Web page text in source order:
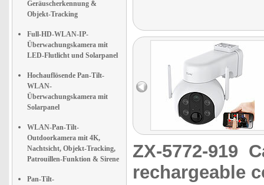
Geräuscherkennung &
Objekt-Tracking
Full-HD-WLAN-IP-
Überwachungskamera mit
LED-Flutlicht und Solarpanel
Hochauflösende Pan-Tilt-
WLAN-
Überwachungskamera mit
Solarpanel
WLAN-Pan-Tilt-
Outdoorkamera mit 4K,
Nachtsicht, Objekt-Tracking,
Patrouillen-Funktion & Sirene
Pan-Tilt-
ZX-5772-919
rechargeable